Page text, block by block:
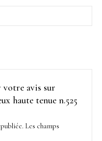
votre avis sur
haute tenue n.525
Les champs